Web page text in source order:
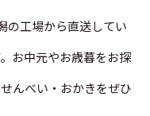
の工場から直送してい
お中元やお歳暮をお探
んべい・おかきをぜひ